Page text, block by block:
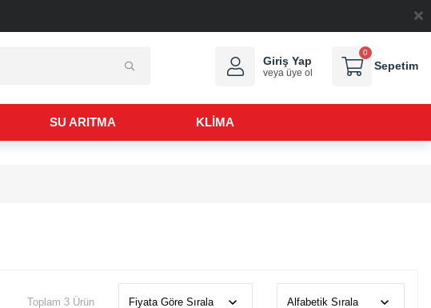
0 (312) 999 02 81
Giriş Yap
veya üye ol
0
Sepetim
SU ARITMA KLİMA
Toplam 3 Ürün